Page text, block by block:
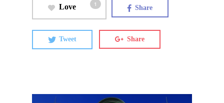
Love 1 Share
Tweet Share